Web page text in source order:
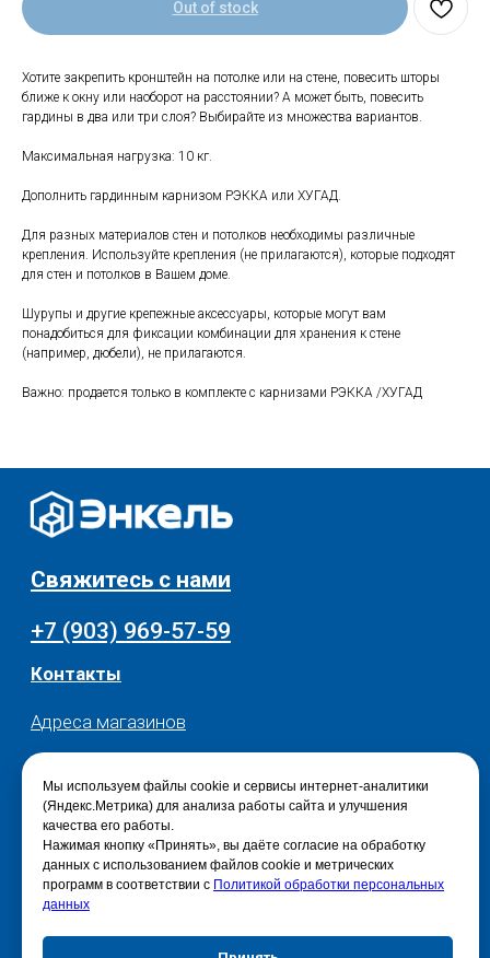
Мы используем файлы cookie и сервисы интернет-аналитики
(Яндекс.Метрика) для анализа работы сайта и улучшения
качества его работы.
Нажимая кнопку «Принять», вы даёте согласие на обработку
данных с использованием файлов cookie и метрических
программ в соответствии с Политикой обработки персональных
данных
Out of stock
Хотите закрепить кронштейн на потолке или на стене, повесить шторы
ближе к окну или наоборот на расстоянии? А может быть, повесить
гардины в два или три слоя? Выбирайте из множества вариантов.
Максимальная нагрузка: 10 кг.
Дополнить гардинным карнизом РЭККА или ХУГАД.
Для разных материалов стен и потолков необходимы различные
крепления. Используйте крепления (не прилагаются), которые подходят
для стен и потолков в Вашем доме.
Шурупы и другие крепежные аксессуары, которые могут вам
понадобиться для фиксации комбинации для хранения к стене
(например, дюбели), не прилагаются.
Важно: продается только в комплекте с карнизами РЭККА /ХУГАД
Мебель
+7 (903) 969-57-59
Контакты
Свяжитесь с нами
Адреса магазинов
Сервис
Политика конфиденциальности